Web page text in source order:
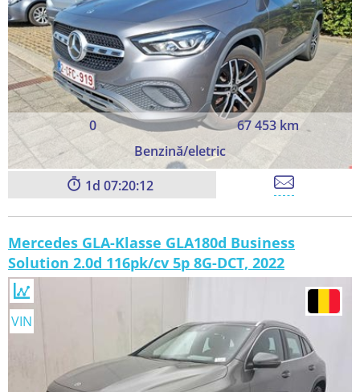
0
67 453 km
Benzină/eletric
1 07:20:11
Mercedes GLA-Klasse GLA180d Business
Solution 2.0d 116pk/cv 5p 8G-DCT, 2022
VIN